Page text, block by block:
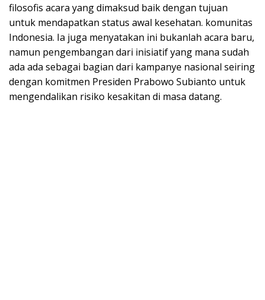
filosofis acara yang dimaksud baik dengan tujuan
untuk mendapatkan status awal kesehatan. komunitas
Indonesia. Ia juga menyatakan ini bukanlah acara baru,
namun pengembangan dari inisiatif yang mana sudah
ada ada sebagai bagian dari kampanye nasional seiring
dengan komitmen Presiden Prabowo Subianto untuk
mengendalikan risiko kesakitan di masa datang.